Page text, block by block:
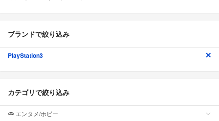
ブランドで絞り込み
PlayStation3
カテゴリで絞り込み
エンタメ/ホビー